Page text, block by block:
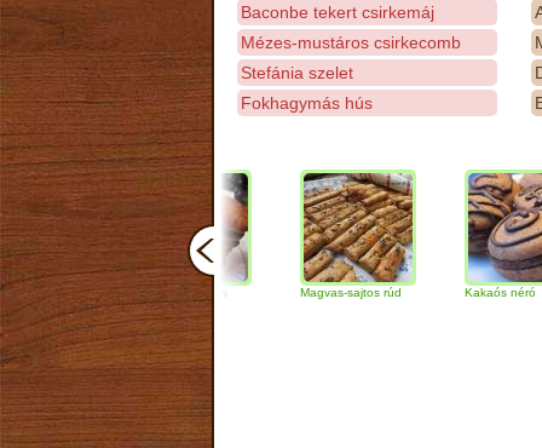
Baconbe tekert csirkemáj
Mézes-mustáros csirkecomb
Stefánia szelet
Fokhagymás hús
Csokoládés-diós
szendvics
Magvas-sajtos rúd Kakaós néró